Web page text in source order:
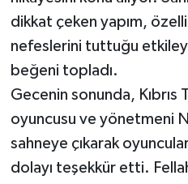
dikkat çeken yapım,
nefeslerini tuttuğu
beğeni topladı.
Gecenin sonunda, Kıbrıs
oyuncusu ve yönetmeni
sahneye çıkarak
dolayı teşekkür etti.